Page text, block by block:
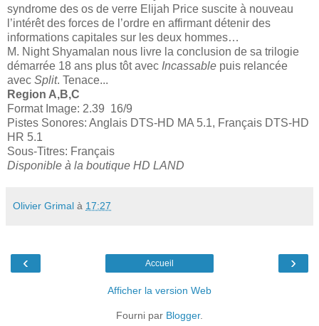
syndrome des os de verre Elijah Price suscite à nouveau
l’intérêt des forces de l’ordre en affirmant détenir des
informations capitales sur les deux hommes…
M. Night Shyamalan nous livre la conclusion de sa trilogie
démarrée 18 ans plus tôt avec Incassable puis relancée
avec Split. Tenace...
Region A,B,C
Format Image: 2.39 16/9
Pistes Sonores: Anglais DTS-HD MA 5.1, Français DTS-HD
HR 5.1
Sous-Titres: Français
Disponible à la boutique HD LAND
Olivier Grimal à 17:27
‹ ›
Accueil
Afficher la version Web
Fourni par Blogger.